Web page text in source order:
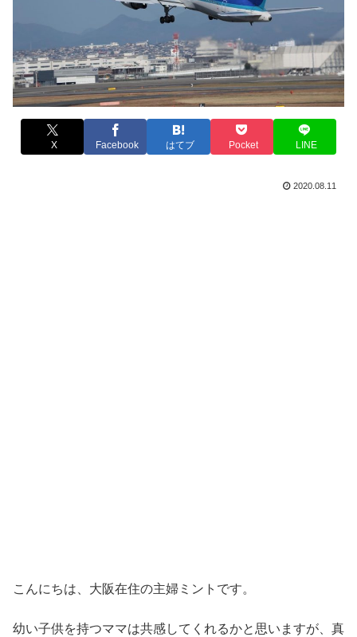
X Facebook はてブ Pocket LINE
2020.08.11
こんにちは、大阪在住の主婦ミントです。
幼い子供を持つママは共感してくれるかと思いますが、真